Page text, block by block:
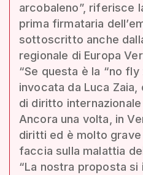
arcobaleno”, riferisce
prima firmataria
sottoscritto anche
regionale di Europa
“Se questa è la “no
invocata da Luca
di diritto
Ancora una volta, in
diritti ed è molto
faccia sulla malattia
“La nostra proposta